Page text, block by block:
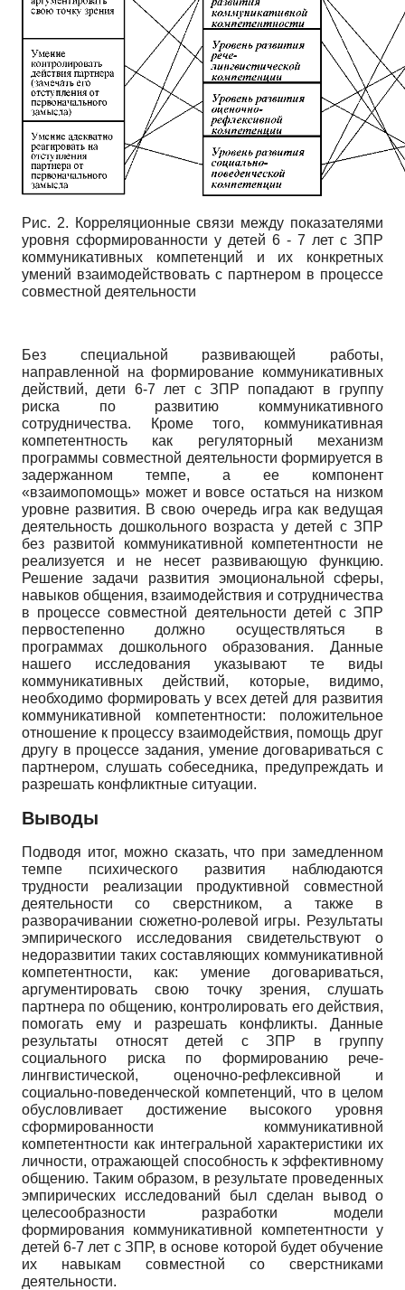
Рис. 2. Корреляционные связи между показателями
уровня сформированности у детей 6 - 7 лет с ЗПР
коммуникативных компетенций и их конкретных
умений взаимодействовать с партнером в процессе
совместной деятельности
Без специальной развивающей работы,
направленной на формирование коммуникативных
действий, дети 6-7 лет с ЗПР попадают в группу
риска по развитию коммуникативного
сотрудничества. Кроме того, коммуникативная
компетентность как регуляторный механизм
программы совместной деятельности формируется в
задержанном темпе, а ее компонент
«взаимопомощь» может и вовсе остаться на низком
уровне развития. В свою очередь игра как ведущая
деятельность дошкольного возраста у детей с ЗПР
без развитой коммуникативной компетентности не
реализуется и не несет развивающую функцию.
Решение задачи развития эмоциональной сферы,
навыков общения, взаимодействия и сотрудничества
в процессе совместной деятельности детей с ЗПР
первостепенно должно осуществляться в
программах дошкольного образования. Данные
нашего исследования указывают те виды
коммуникативных действий, которые, видимо,
необходимо формировать у всех детей для развития
коммуникативной компетентности: положительное
отношение к процессу взаимодействия, помощь друг
другу в процессе задания, умение договариваться с
партнером, слушать собеседника, предупреждать и
разрешать конфликтные ситуации.
Выводы
Подводя итог, можно сказать, что при замедленном
темпе психического развития наблюдаются
трудности реализации продуктивной совместной
деятельности со сверстником, а также в
разворачивании сюжетно-ролевой игры. Результаты
эмпирического исследования свидетельствуют о
недоразвитии таких составляющих коммуникативной
компетентности, как: умение договариваться,
аргументировать свою точку зрения, слушать
партнера по общению, контролировать его действия,
помогать ему и разрешать конфликты. Данные
результаты относят детей с ЗПР в группу
социального риска по формированию рече-
лингвистической, оценочно-рефлексивной и
социально-поведенческой компетенций, что в целом
обусловливает достижение высокого уровня
сформированности коммуникативной
компетентности как интегральной характеристики их
личности, отражающей способность к эффективному
общению. Таким образом, в результате проведенных
эмпирических исследований был сделан вывод о
целесообразности разработки модели
формирования коммуникативной компетентности у
детей 6-7 лет с ЗПР, в основе которой будет обучение
их навыкам совместной со сверстниками
деятельности.